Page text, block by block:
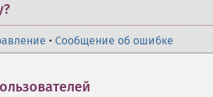
• Сообщение об ошибке